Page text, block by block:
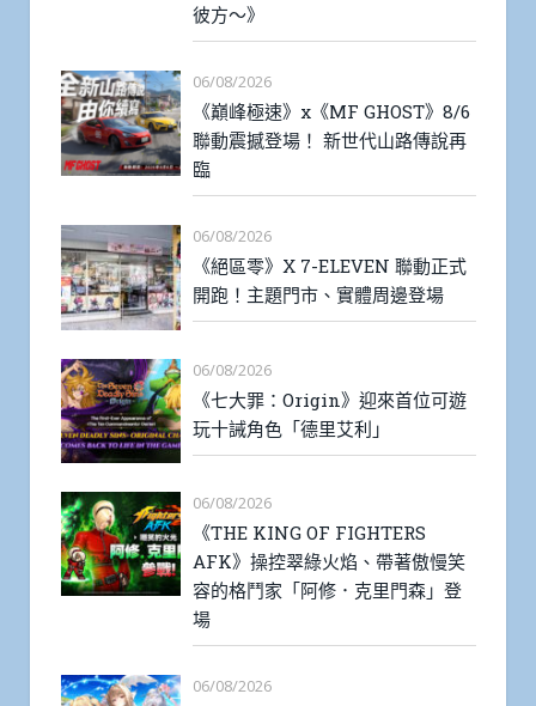
彼方～》
06/08/2026
《巔峰極速》x《MF GHOST》8/6
聯動震撼登場！ 新世代山路傳說再
臨
06/08/2026
《絕區零》X 7-ELEVEN 聯動正式
開跑！主題門市、實體周邊登場
06/08/2026
《七大罪：Origin》迎來首位可遊
玩十誡角色「德里艾利」
06/08/2026
《THE KING OF FIGHTERS
AFK》操控翠綠火焰、帶著傲慢笑
容的格鬥家「阿修．克里門森」登
場
06/08/2026